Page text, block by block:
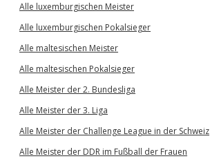
Alle luxemburgischen Meister
Alle luxemburgischen Pokalsieger
Alle maltesischen Meister
Alle maltesischen Pokalsieger
Alle Meister der 2. Bundesliga
Alle Meister der 3. Liga
Alle Meister der Challenge League in der Schweiz
Alle Meister der DDR im Fußball der Frauen